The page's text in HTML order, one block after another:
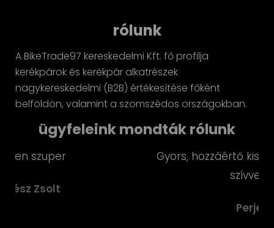
rólunk
A BikeTrade97 kereskedelmi Kft. fő profilja
kerékpárok és kerékpár alkatrészek
nagykereskedelmi (B2B) értékesítése főként
belföldön, valamint a szomszédos országokban.
ügyfeleink mondták rólunk
Gyors, hozzáértő kiszolgálás, szuper árak. Jó